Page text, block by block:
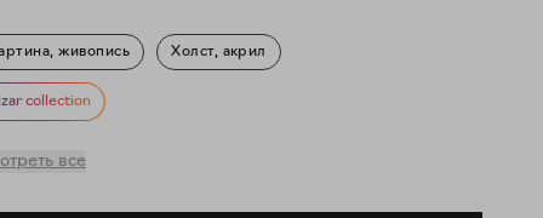
живопись Холст, акрил
искусство
collection
все